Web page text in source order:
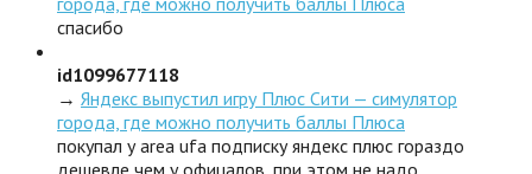
спасибо
id1099677118
→ Яндекс выпустил игру Плюс Сити — симулятор
города, где можно получить баллы Плюса
покупал у area ufa подписку яндекс плюс гораздо